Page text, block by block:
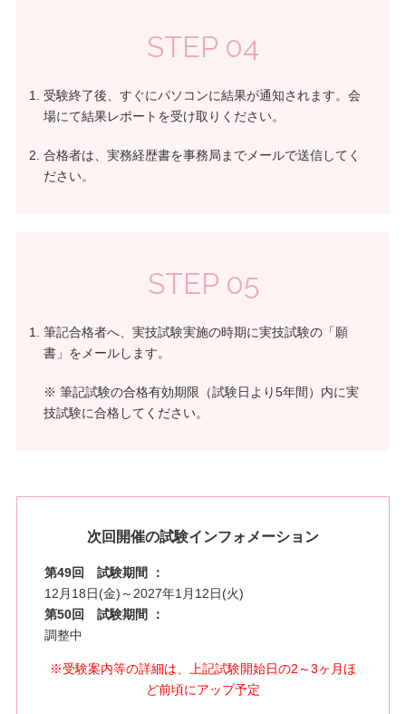
STEP 04
受験終了後、すぐにパソコンに結果が通知されます。会
場にて結果レポートを受け取りください。
合格者は、実務経歴書を事務局までメールで送信してく
ださい。
STEP 05
筆記合格者へ、実技試験実施の時期に実技試験の「願
書」をメールします。
※ 筆記試験の合格有効期限（試験日より5年間）内に実
技試験に合格してください。
次回開催の試験インフォメーション
第49回 試験期間 ：
12月18日(金)～2027年1月12日(火)
第50回 試験期間 ：
調整中
※受験案内等の詳細は、上記試験開始日の2～3ヶ月ほ
ど前頃にアップ予定